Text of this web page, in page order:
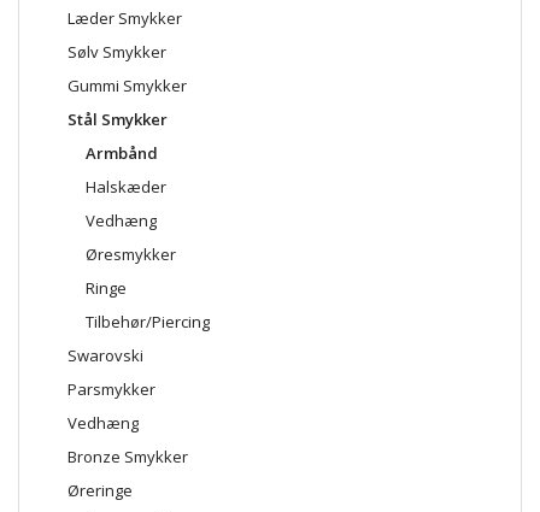
Læder Smykker
Sølv Smykker
Gummi Smykker
Stål Smykker
Armbånd
Halskæder
Vedhæng
Øresmykker
Ringe
Tilbehør/Piercing
Swarovski
Parsmykker
Vedhæng
Bronze Smykker
Øreringe